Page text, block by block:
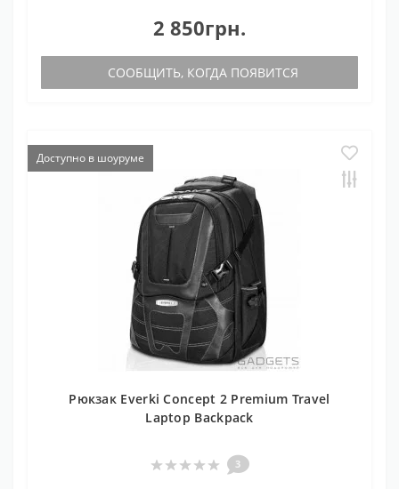
2 850грн.
СООБЩИТЬ, КОГДА ПОЯВИТСЯ
Доступно в шоуруме
Рюкзак Everki Concept 2 Premium Travel
Laptop Backpack
3